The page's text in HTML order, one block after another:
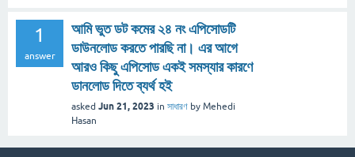
1
answer
আমি ভুত ডট কমের ২৪ নং এপিসোডটি
ডাউনলোড করতে পারছি না। এর আগে
আরও কিছু এপিসোড একই সমস্যার কারণে
ডানলোড দিতে ব্যর্থ হই
asked Jun 21, 2023 in সাধারণ by Mehedi
Hasan